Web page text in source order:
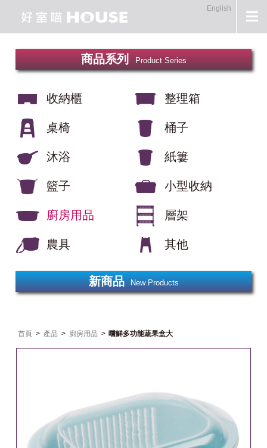
English
商品系列 Product Series
收納櫃 整理箱
桌椅 桶子
沐浴 紙簍
籃子 小型收納
廚房用品 層架
農具 其他
新商品 New Products
首頁 > 產品 > 廚房用品 > 嚐鮮多功能蔬果盒大